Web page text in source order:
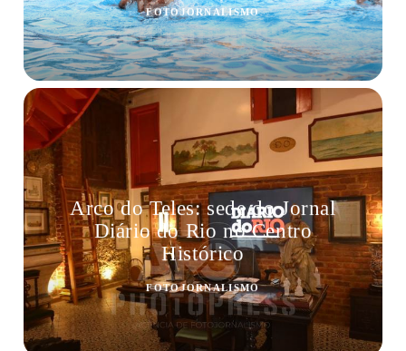
FOTOJORNALISMO
Arco do Teles: sede do Jornal
Diário do Rio no Centro
Histórico
FOTOJORNALISMO